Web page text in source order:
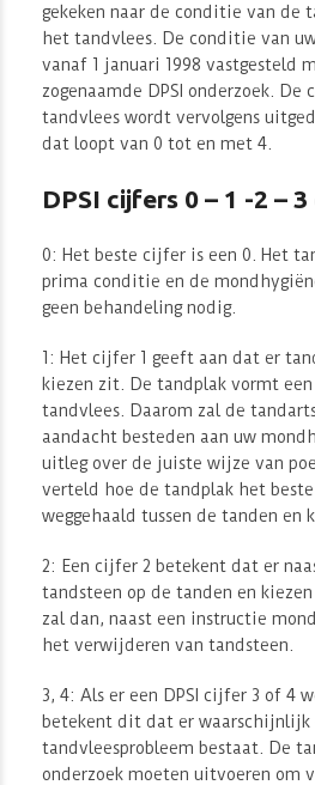
gekeken naar de conditie van de
het tandvlees. De conditie van
vanaf 1 januari 1998 vastgesteld
zogenaamde DPSI onderzoek.
tandvlees wordt vervolgens
dat loopt van 0 tot en met 4.
DPSI cijfers 0 – 1 -2 – 3
0: Het beste cijfer is een 0. Het
prima conditie en de
geen behandeling nodig.
1: Het cijfer 1 geeft aan dat er
kiezen zit. De tandplak vormt
tandvlees. Daarom zal de
aandacht besteden aan uw
uitleg over de juiste wijze van
verteld hoe de tandplak het beste
weggehaald tussen de tanden en
2: Een cijfer 2 betekent dat er
tandsteen op de tanden en
zal dan, naast een instructie
het verwijderen van tandsteen.
3, 4: Als er een DPSI cijfer 3 of 4
betekent dit dat er waarschijnlijk
tandvleesprobleem bestaat. De
onderzoek moeten uitvoeren om